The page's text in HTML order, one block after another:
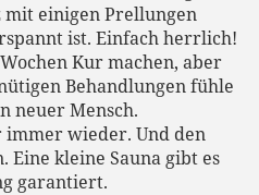
einigen Prellungen
ist. Einfach herrlich!
Kur machen, aber
Behandlungen fühle
neuer Mensch.
immer wieder. Und den
kleine Sauna gibt es
garantiert.